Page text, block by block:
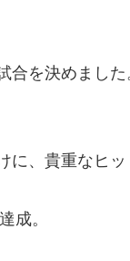
を決めました
、貴重なヒッ
成。